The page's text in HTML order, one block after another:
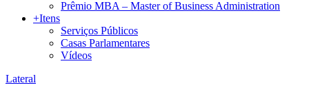
Prêmio MBA – Master of Business Administration
+Itens
Serviços Públicos
Casas Parlamentares
Vídeos
Lateral